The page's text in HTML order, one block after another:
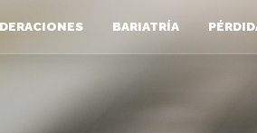
BARIATRÍA